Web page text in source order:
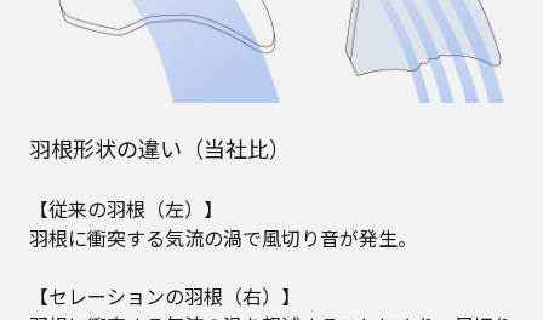
羽根形状の違い（当社比）
【従来の羽根（左）】
羽根に衝突する気流の渦で風切り音が発生。
【セレーションの羽根（右）】